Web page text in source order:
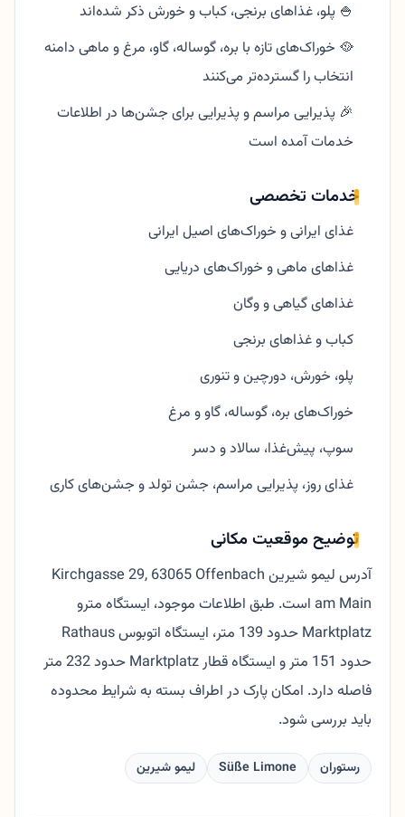
🍚 پلو، غذاهای برنجی، کباب و خورش ذکر شده‌اند
🥘 خوراک‌های تازه با بره، گوساله، گاو، مرغ و ماهی دامنه
انتخاب را گسترده‌تر می‌کنند
🎉 پذیرایی مراسم و پذیرایی برای جشن‌ها در اطلاعات
خدمات آمده است
خدمات تخصصی
غذای ایرانی و خوراک‌های اصیل ایرانی
غذاهای ماهی و خوراک‌های دریایی
غذاهای گیاهی و وگان
کباب و غذاهای برنجی
پلو، خورش، دورچین و تنوری
خوراک‌های بره، گوساله، گاو و مرغ
سوپ، پیش‌غذا، سالاد و دسر
غذای روز، پذیرایی مراسم، جشن تولد و جشن‌های کاری
توضیح موقعیت مکانی
آدرس لیمو شیرین Kirchgasse 29, 63065 Offenbach
am Main است. طبق اطلاعات موجود، ایستگاه مترو
Marktplatz حدود 139 متر، ایستگاه اتوبوس Rathaus
حدود 151 متر و ایستگاه قطار Marktplatz حدود 232 متر
فاصله دارد. امکان پارک در اطراف بسته به شرایط محدوده
باید بررسی شود.
رستوران Süße Limone لیمو شیرین